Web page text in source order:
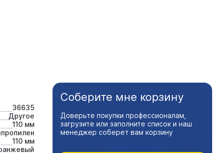
36635
Другое
110 мм
110 мм
Соберите мне корзину
Доверьте покупки профессионалам,
загрузите или заполните список и наш
менеджер соберет вам корзину